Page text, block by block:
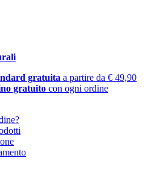
gratuita a partire da € 49,90
gratuito con ogni ordine